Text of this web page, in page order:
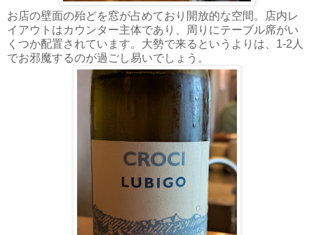
お店の壁面の殆どを窓が占めており開放的な空間。店内レ
イアウトはカウンター主体であり、周りにテーブル席がい
くつか配置されています。大勢で来るというよりは、1-2人
でお邪魔するのが過ごし易いでしょう。